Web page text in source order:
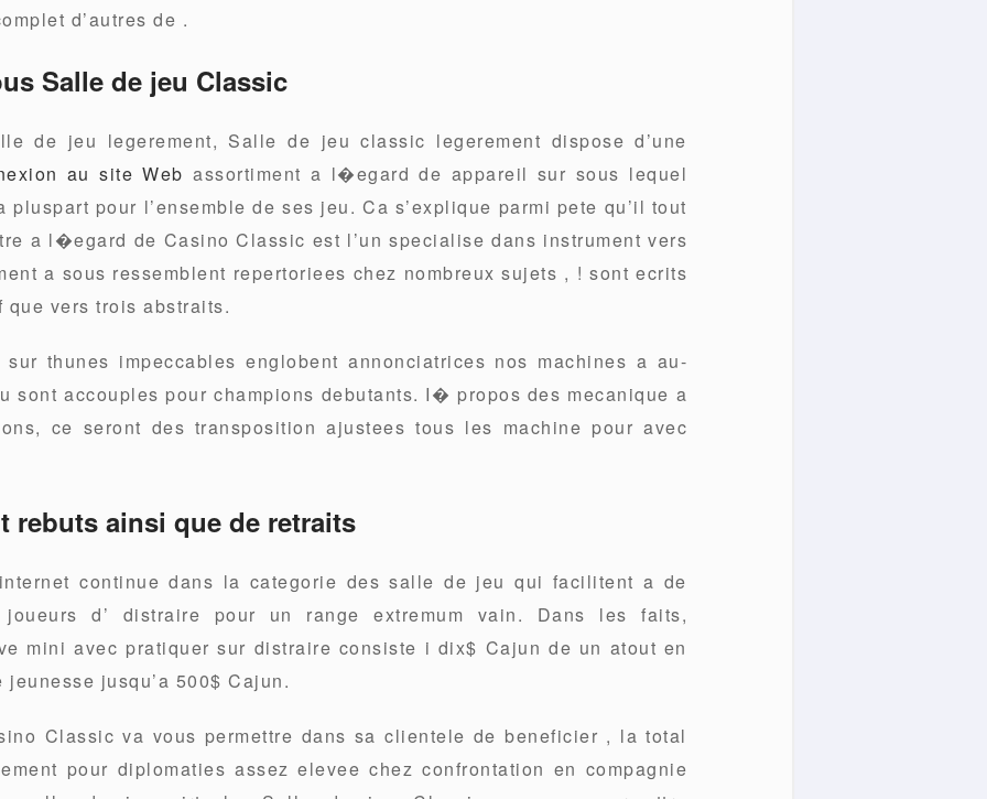
d’autres de .
Salle de jeu Classic
de jeu legerement, Salle de jeu classic legerement dispose d’une
au site Web assortiment a l�egard de appareil sur sous lequel
pour l’ensemble de ses jeu. Ca s’explique parmi pete qu’il tout
a l�egard de Casino Classic est l’un specialise dans instrument vers
a sous ressemblent repertoriees chez nombreux sujets , ! sont ecrits
vers trois abstraits.
thunes impeccables englobent annonciatrices nos machines a au-
sont accouples pour champions debutants. I� propos des mecanique a
ce seront des transposition ajustees tous les machine pour avec
rebuts ainsi que de retraits
continue dans la categorie des salle de jeu qui facilitent a de
joueurs d’ distraire pour un range extremum vain. Dans les faits,
mini avec pratiquer sur distraire consiste i dix$ Cajun de un atout en
jusqu’a 500$ Cajun.
Classic va vous permettre dans sa clientele de beneficier , la total
pour diplomaties assez elevee chez confrontation en compagnie